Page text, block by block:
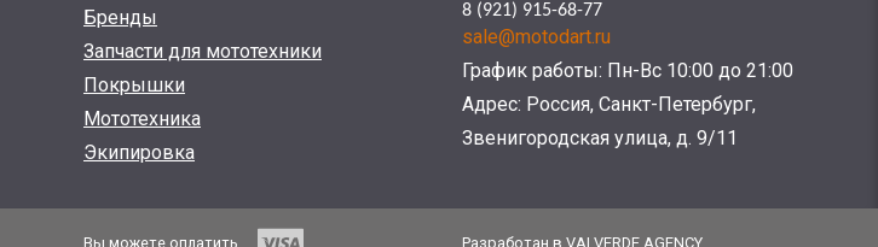
Бренды
Запчасти для мототехники
Покрышки
Мототехника
Экипировка
8 (921) 915-68-77
sale@motodart.ru
График работы: Пн-Вс 10:00 до 21:00
Адрес: Россия, Санкт-Петербург,
Звенигородская улица, д. 9/11
Вы можете оплатить Разработан в VALVERDE.AGENCY